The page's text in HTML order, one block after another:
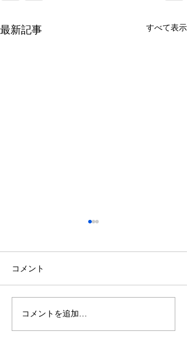
最新記事 すべて表示
【施工事例】木の温もり
溢れる新築住宅に「メト
コメント
コメントを追加…